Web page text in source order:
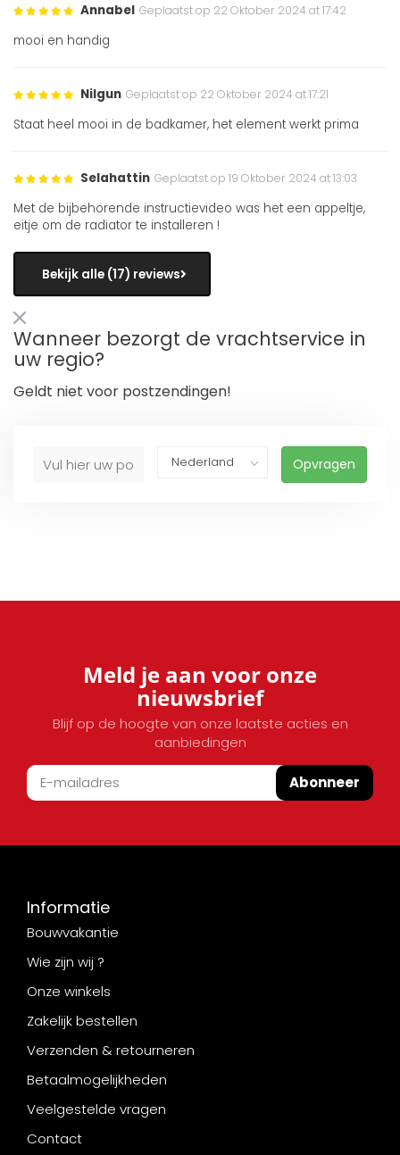
Annabel Geplaatst op 22 Oktober 2024 at 17:42
mooi en handig
Nilgun Geplaatst op 22 Oktober 2024 at 17:21
Staat heel mooi in de badkamer, het element werkt prima
Selahattin Geplaatst op 19 Oktober 2024 at 13:03
Met de bijbehorende instructievideo was het een appeltje,
eitje om de radiator te installeren !
Bekijk alle (17) reviews
Wanneer bezorgt de vrachtservice in
uw regio?
Geldt niet voor postzendingen!
Opvragen
Meld je aan voor onze
nieuwsbrief
Blijf op de hoogte van onze laatste acties en
aanbiedingen
Abonneer
Informatie
Bouwvakantie
Wie zijn wij ?
Onze winkels
Zakelijk bestellen
Verzenden & retourneren
Betaalmogelijkheden
Veelgestelde vragen
Contact